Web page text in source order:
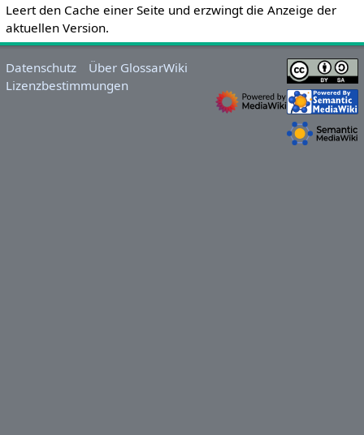
Leert den Cache einer Seite und erzwingt die Anzeige der
aktuellen Version.
Datenschutz
Über GlossarWiki
Lizenzbestimmungen